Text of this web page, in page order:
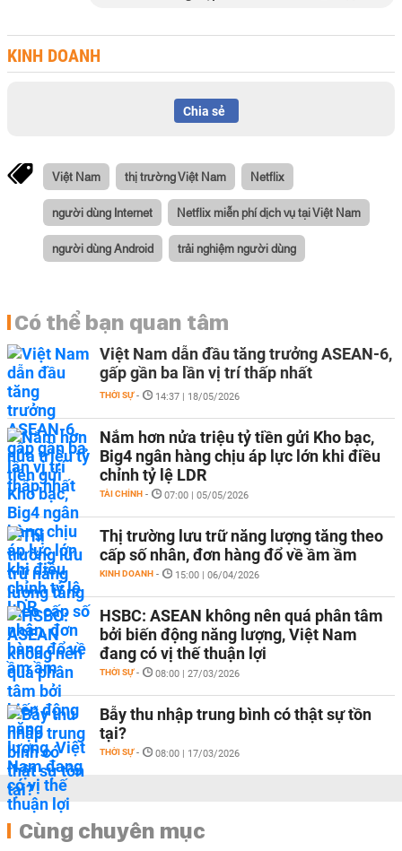
KINH DOANH
Chia sẻ
Việt Nam thị trường Việt Nam Netflix
người dùng Internet Netflix miễn phí dịch vụ tại Việt Nam
người dùng Android trải nghiệm người dùng
Có thể bạn quan tâm
Việt Nam dẫn đầu tăng trưởng ASEAN-6,
gấp gần ba lần vị trí thấp nhất
THỜI SỰ - 14:37 | 18/05/2026
Nắm hơn nửa triệu tỷ tiền gửi Kho bạc,
Big4 ngân hàng chịu áp lực lớn khi điều
chỉnh tỷ lệ LDR
TÀI CHÍNH - 07:00 | 05/05/2026
Thị trường lưu trữ năng lượng tăng theo
cấp số nhân, đơn hàng đổ về ầm ầm
KINH DOANH - 15:00 | 06/04/2026
HSBC: ASEAN không nên quá phân tâm
bởi biến động năng lượng, Việt Nam
đang có vị thế thuận lợi
THỜI SỰ - 08:00 | 27/03/2026
Bẫy thu nhập trung bình có thật sự tồn
tại?
THỜI SỰ - 08:00 | 17/03/2026
Cùng chuyên mục